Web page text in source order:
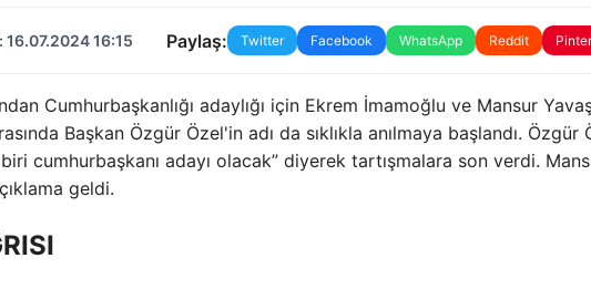
16:15 Paylaş: Twitter Facebook WhatsApp Reddit
Cumhurbaşkanlığı adaylığı için Ekrem İmamoğlu ve Mansur
Başkan Özgür Özel'in adı da sıklıkla anılmaya başlandı. Özgür
cumhurbaşkanı adayı olacak” diyerek tartışmalara son verdi.
geldi.